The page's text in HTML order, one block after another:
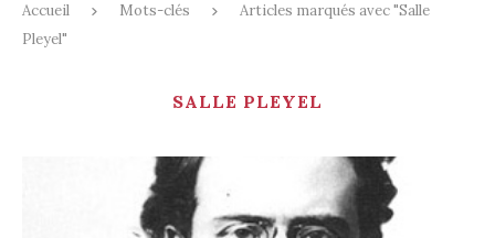
Accueil Mots-clés
Articles marqués avec "Salle
Pleyel"
SALLE PLEYEL